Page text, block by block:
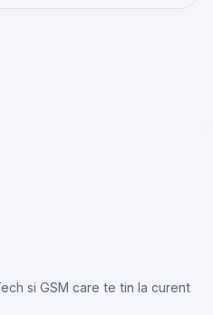
si GSM care te tin la curent